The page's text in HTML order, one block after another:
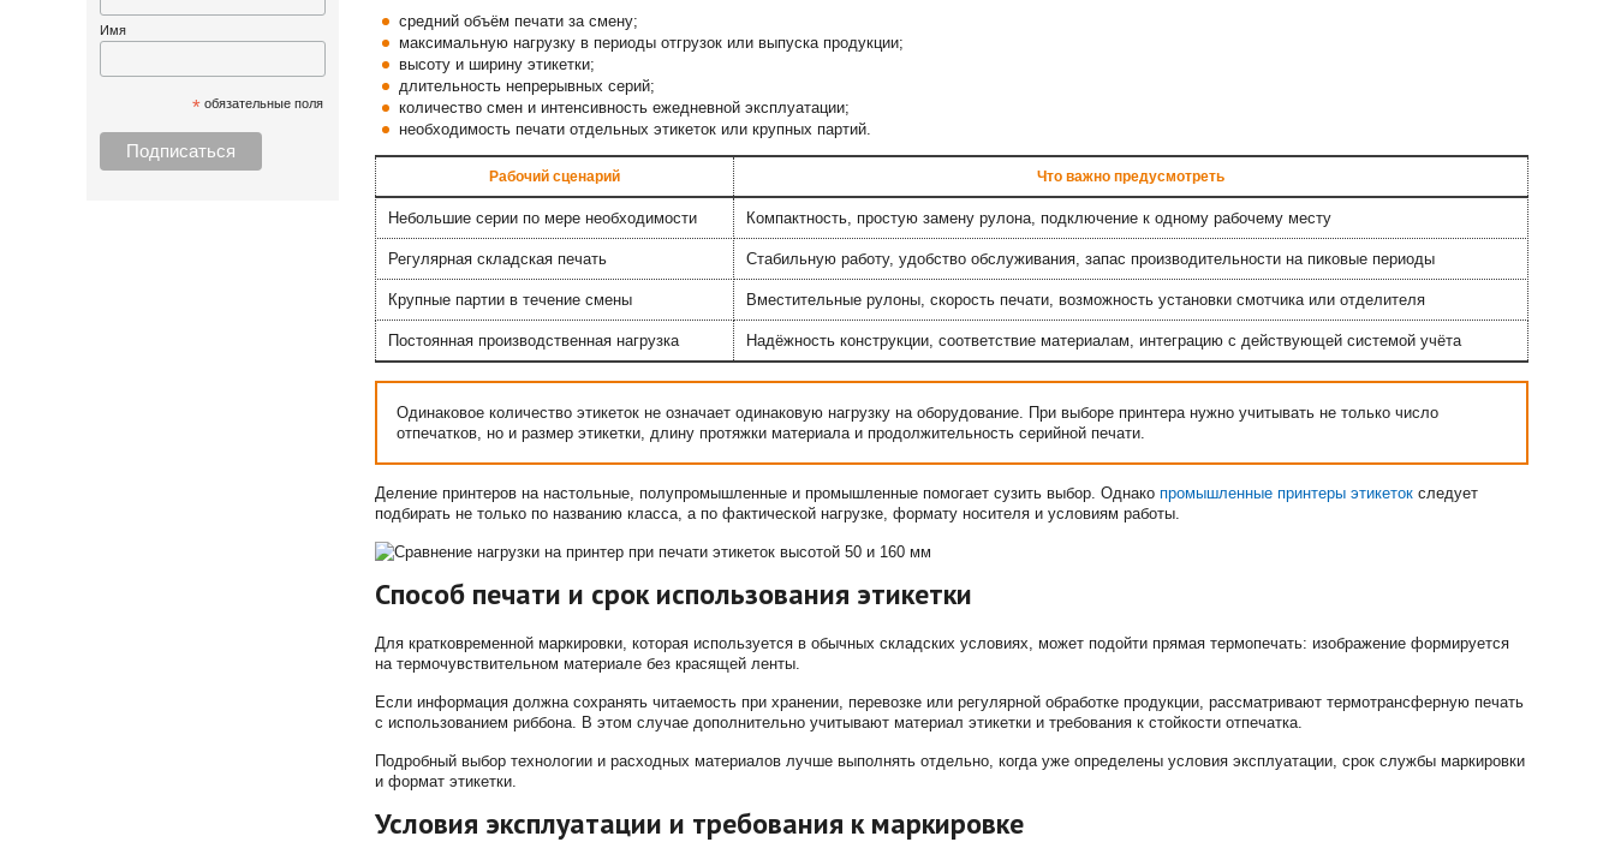
Имя
* обязательные поля
средний объём печати за смену;
максимальную нагрузку в периоды отгрузок или выпуска продукции;
высоту и ширину этикетки;
длительность непрерывных серий;
количество смен и интенсивность ежедневной эксплуатации;
необходимость печати отдельных этикеток или крупных партий.
Рабочий сценарий Что важно предусмотреть
Небольшие серии по мере необходимости Компактность, простую замену рулона, подключение к одному рабочему месту
Регулярная складская печать Стабильную работу, удобство обслуживания, запас производительности на пиковые периоды
Крупные партии в течение смены Вместительные рулоны, скорость печати, возможность установки смотчика или отделителя
Постоянная производственная нагрузка Надёжность конструкции, соответствие материалам, интеграцию с действующей системой учёта
Одинаковое количество этикеток не означает одинаковую нагрузку на оборудование. При выборе принтера нужно учитывать не только число
отпечатков, но и размер этикетки, длину протяжки материала и продолжительность серийной печати.
Деление принтеров на настольные, полупромышленные и промышленные помогает сузить выбор. Однако промышленные принтеры этикеток следует
подбирать не только по названию класса, а по фактической нагрузке, формату носителя и условиям работы.
Способ печати и срок использования этикетки
Для кратковременной маркировки, которая используется в обычных складских условиях, может подойти прямая термопечать: изображение формируется
на термочувствительном материале без красящей ленты.
Если информация должна сохранять читаемость при хранении, перевозке или регулярной обработке продукции, рассматривают термотрансферную печать
с использованием риббона. В этом случае дополнительно учитывают материал этикетки и требования к стойкости отпечатка.
Подробный выбор технологии и расходных материалов лучше выполнять отдельно, когда уже определены условия эксплуатации, срок службы маркировки
и формат этикетки.
Условия эксплуатации и требования к маркировке